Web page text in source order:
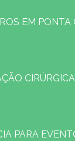
EM PONTA
PARA